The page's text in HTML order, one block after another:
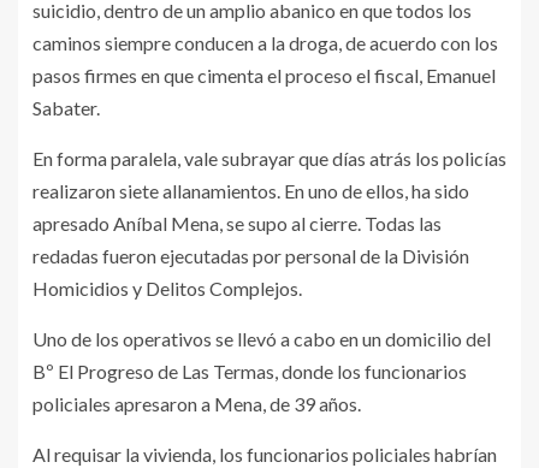
suicidio, dentro de un amplio abanico en que todos los
caminos siempre conducen a la droga, de acuerdo con los
pasos firmes en que cimenta el proceso el fiscal, Emanuel
Sabater.
En forma paralela, vale subrayar que días atrás los policías
realizaron siete allanamientos. En uno de ellos, ha sido
apresado Aníbal Mena, se supo al cierre. Todas las
redadas fueron ejecutadas por personal de la División
Homicidios y Delitos Complejos.
Uno de los operativos se llevó a cabo en un domicilio del
Bº El Progreso de Las Termas, donde los funcionarios
policiales apresaron a Mena, de 39 años.
Al requisar la vivienda, los funcionarios policiales habrían